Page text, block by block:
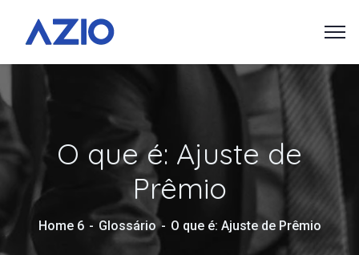
O que é: Ajuste de
Prêmio
Home 6 Glossário O que é: Ajuste de Prêmio